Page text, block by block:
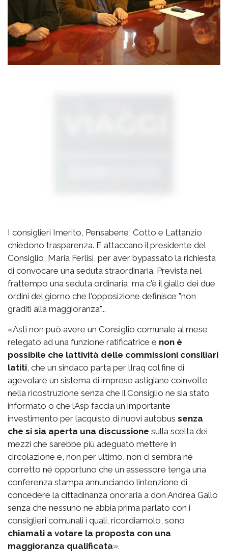
I consiglieri Imerito, Pensabene, Cotto e Lattanzio
chiedono trasparenza. E attaccano il presidente del
Consiglio, Maria Ferlisi, per aver bypassato la richiesta
di convocare una seduta straordinaria. Prevista nel
frattempo una seduta ordinaria, ma c'è il giallo dei due
ordini del giorno che l'opposizione definisce "non
graditi alla maggioranza"...
«Asti non può avere un Consiglio comunale al mese
relegato ad una funzione ratificatrice e non è
possibile che lattività delle commissioni consiliari
latiti , che un sindaco parta per lIraq col fine di
agevolare un sistema di imprese astigiane coinvolte
nella ricostruzione senza che il Consiglio ne sia stato
informato o che lAsp faccia un importante
investimento per lacquisto di nuovi autobus senza
che si sia aperta una discussione sulla scelta dei
mezzi che sarebbe più adeguato mettere in
circolazione e, non per ultimo, non ci sembra né
corretto né opportuno che un assessore tenga una
conferenza stampa annunciando lintenzione di
concedere la cittadinanza onoraria a don Andrea Gallo
senza che nessuno ne abbia prima parlato con i
consiglieri comunali i quali, ricordiamolo, sono
chiamati a votare la proposta con una
maggioranza qualificata».